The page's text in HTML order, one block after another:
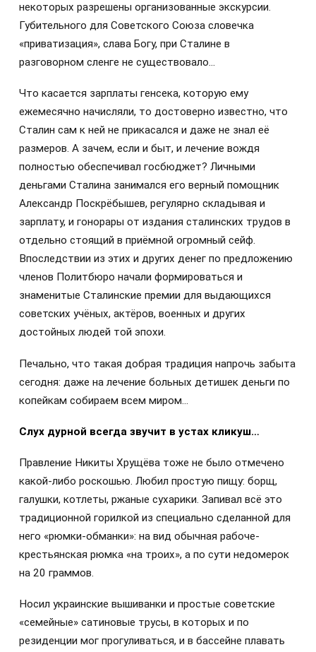
некоторых разрешены организованные экскурсии.
Губительного для Советского Союза словечка
«приватизация», слава Богу, при Сталине в
разговорном сленге не существовало…
Что касается зарплаты генсека, которую ему
ежемесячно начисляли, то достоверно известно, что
Сталин сам к ней не прикасался и даже не знал её
размеров. А зачем, если и быт, и лечение вождя
полностью обеспечивал госбюджет? Личными
деньгами Сталина занимался его верный помощник
Александр Поскрёбышев, регулярно складывая и
зарплату, и гонорары от издания сталинских трудов в
отдельно стоящий в приёмной огромный сейф.
Впоследствии из этих и других денег по предложению
членов Политбюро начали формироваться и
знаменитые Сталинские премии для выдающихся
советских учёных, актёров, военных и других
достойных людей той эпохи.
Печально, что такая добрая традиция напрочь забыта
сегодня: даже на лечение больных детишек деньги по
копейкам собираем всем миром…
Слух дурной всегда звучит в устах кликуш…
Правление Никиты Хрущёва тоже не было отмечено
какой-либо роскошью. Любил простую пищу: борщ,
галушки, котлеты, ржаные сухарики. Запивал всё это
традиционной горилкой из специально сделанной для
него «рюмки-обманки»: на вид обычная рабоче-
крестьянская рюмка «на троих», а по сути недомерок
на 20 граммов.
Носил украинские вышиванки и простые советские
«семейные» сатиновые трусы, в которых и по
резиденции мог прогуливаться, и в бассейне плавать